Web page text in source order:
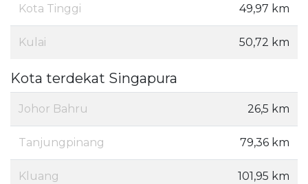
Kota Tinggi 49,97 km
Kulai 50,72 km
Kota terdekat Singapura
Johor Bahru 26,5 km
Tanjungpinang 79,36 km
Kluang 101,95 km